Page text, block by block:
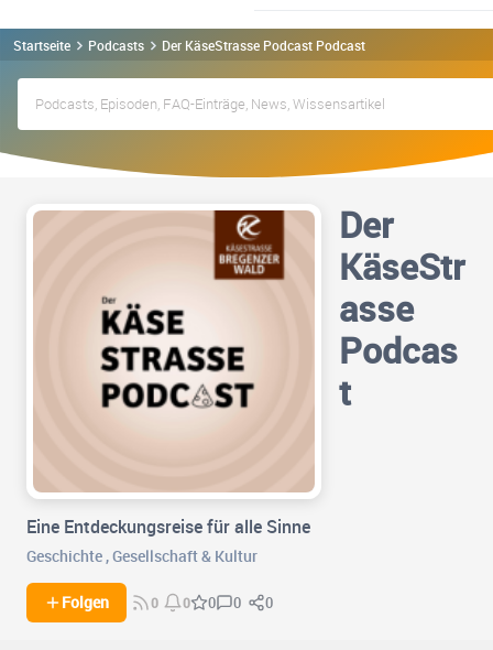
Startseite Podcasts Der KäseStrasse Podcast Podcast
Der
KäseStr
asse
Podcas
t
Eine Entdeckungsreise für alle Sinne
Geschichte ,Gesellschaft & Kultur
Folgen 0 0 0 0 0